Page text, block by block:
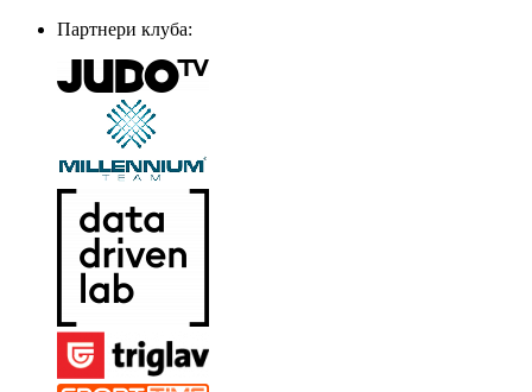
Партнери клуба: